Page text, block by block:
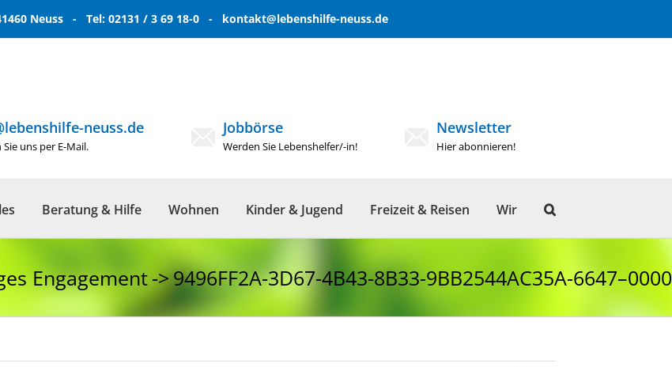
Neuss - Tel: 02131 / 3 69 18-0 - kontakt@lebenshilfe-neuss.de
neuss.de
uns per E-Mail.
Jobbörse
Werden Sie Lebenshelfer/-in!
Newsletter
Hier abonnieren!
Beratung & Hilfe Wohnen Kinder & Jugend Freizeit & Reisen Wir
Engagement 9496FF2A-3D67-4B43-8B33-9BB2544AC35A-